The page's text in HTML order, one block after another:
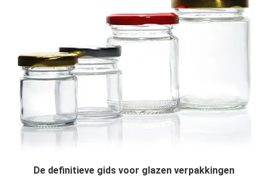
De definitieve gids voor glazen verpakkingen